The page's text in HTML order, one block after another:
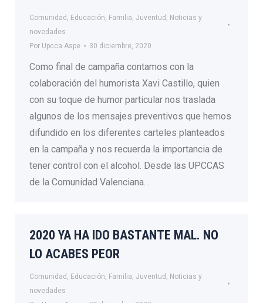
Comunidad , Educación, Familia, Juventud , Noticias y
novedades
Por Upcca Aspe 30 diciembre, 2020
Como final de campaña contamos con la
colaboración del humorista Xavi Castillo, quien
con su toque de humor particular nos traslada
algunos de los mensajes preventivos que hemos
difundido en los diferentes carteles planteados
en la campaña y nos recuerda la importancia de
tener control con el alcohol. Desde las UPCCAS
de la Comunidad Valenciana…
2020 YA HA IDO BASTANTE MAL. NO
LO ACABES PEOR
Comunidad , Educación, Familia, Juventud , Noticias y
novedades